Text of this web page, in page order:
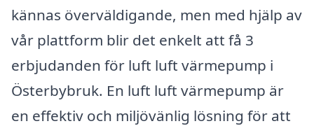
kännas överväldigande, men med hjälp av
vår plattform blir det enkelt att få 3
erbjudanden för luft luft värmepump i
Österbybruk. En luft luft värmepump är
en effektiv och miljövänlig lösning för att